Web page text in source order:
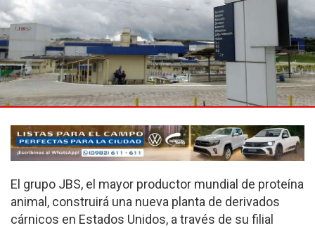
El grupo JBS, el mayor productor mundial de proteína
animal, construirá una nueva planta de derivados
cárnicos en Estados Unidos, a través de su filial